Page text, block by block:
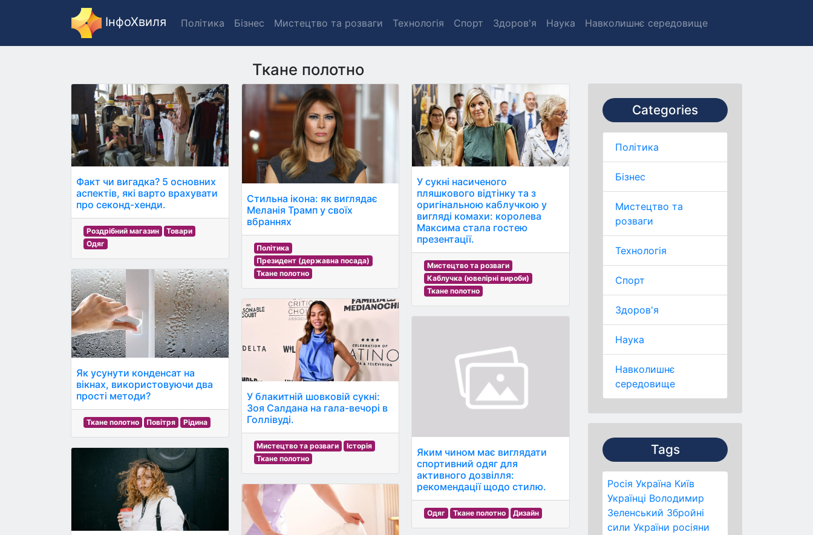
ІнфоХвиля Політика Бізнес Мистецтво та розваги Технологія Спорт Здоров'я Наука Навколишнє середовище
Ткане полотно
Categories
Політика
Бізнес
Мистецтво та
розваги
Технологія
Спорт
Здоров'я
Наука
Навколишнє
середовище
Tags
Росія Україна Київ
Українці Володимир
Зеленський Збройні
сили України росіяни
Факт чи вигадка? 5 основних
аспектів, які варто врахувати
про секонд-хенди.
Роздрібний магазин
Товари
Одяг
Як усунути конденсат на
вікнах, використовуючи два
прості методи?
Ткане полотно Повітря Рідина
Стильна ікона: як виглядає
Меланія Трамп у своїх
вбраннях
Політика
Президент (державна посада)
Ткане полотно
У блакитній шовковій сукні:
Зоя Салдана на гала-вечорі в
Голлівуді.
Мистецтво та розваги
Історія
Ткане полотно
У сукні насиченого
пляшкового відтінку та з
оригінальною каблучкою у
вигляді комахи: королева
Максима стала гостею
презентації.
Мистецтво та розваги
Каблучка (ювелірні вироби)
Ткане полотно
Яким чином має виглядати
спортивний одяг для
активного дозвілля:
рекомендації щодо стилю.
Одяг Ткане полотно Дизайн